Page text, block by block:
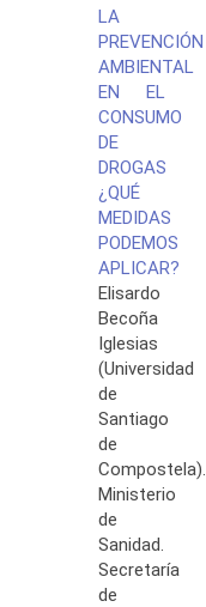
LA
PREVENCIÓN
AMBIENTAL
EN EL
CONSUMO
DE
DROGAS
¿QUÉ
MEDIDAS
PODEMOS
APLICAR?
Elisardo
Becoña
Iglesias
(Universidad
de
Santiago
de
Compostela).
Ministerio
de
Sanidad.
Secretaría
de